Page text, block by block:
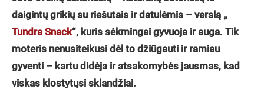
daigintų grikių su riešutais ir datulėmis – verslą „
Tundra Snack“, kuris sėkmingai gyvuoja ir auga. Tik
moteris nenusiteikusi dėl to džiūgauti ir ramiau
gyventi – kartu didėja ir atsakomybės jausmas, kad
viskas klostytųsi sklandžiai.